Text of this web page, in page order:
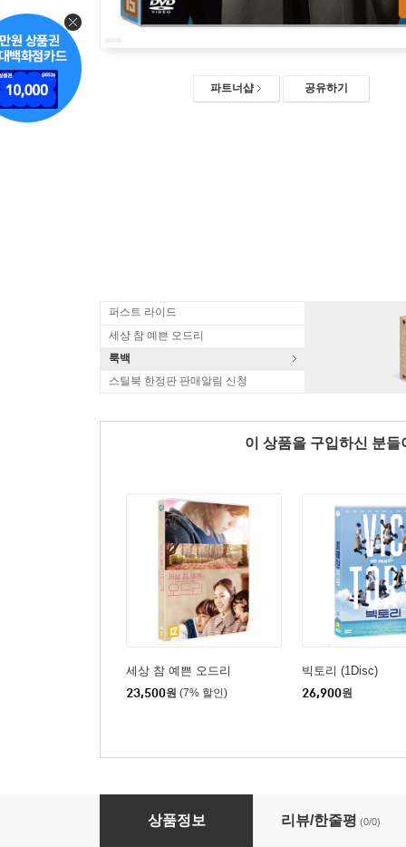
파트너샵 공유하기
퍼스트 라이드
세상 참 예쁜 오드리
룩백
스틸북 한정판 판매알림 신청
이 상품을 구입하신 분
세상 참 예쁜 오드리
23,500원 (7% 할인)
빅토리 (1Disc)
26,900원
굿 포츈 (1Disc)
상품정보 리뷰/한줄평 (0/0)